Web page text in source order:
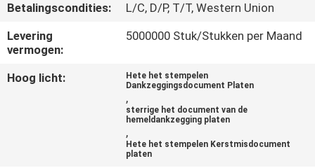
NIEUWS
VERZOEK
Betalingscondities:
L/C, D/P, T/T, Western Union
Levering
vermogen:
5000000 Stuk/Stukken per Maand
Hoog licht:
Hete het stempelen
Dankzeggingsdocument Platen
,
sterrige het document van de
hemeldankzegging platen
,
Hete het stempelen Kerstmisdocument
platen